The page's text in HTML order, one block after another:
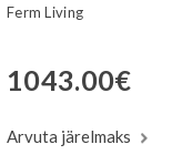
Ferm Living
1043.00€
Arvuta järelmaks